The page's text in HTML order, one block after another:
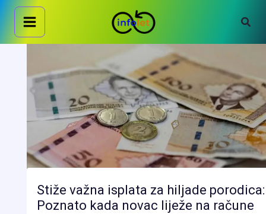
Skip
content
Stiže važna isplata za hiljade porodica:
Poznato kada novac liježe na račune